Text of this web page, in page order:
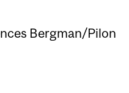
Bergman/Pilon